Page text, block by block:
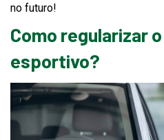
no futuro!
Como regularizar
esportivo?